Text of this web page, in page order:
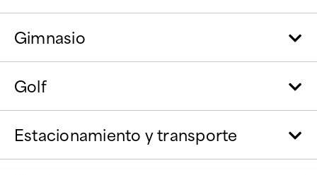
Gimnasio
Golf
Estacionamiento y transporte